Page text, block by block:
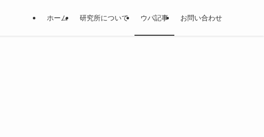
ホーム 研究所について ウパ記事 お問い合わせ